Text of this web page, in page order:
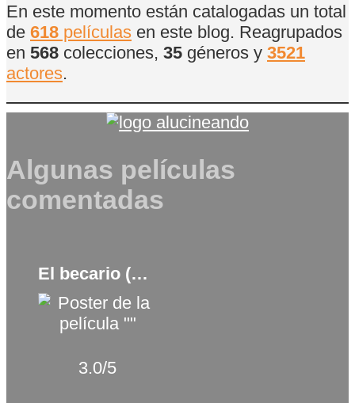
En este momento están catalogadas un total
de 618 películas en este blog. Reagrupados
en 568 colecciones, 35 géneros y 3521
actores.
Algunas películas
comentadas
El becario (2015)
3.0/5